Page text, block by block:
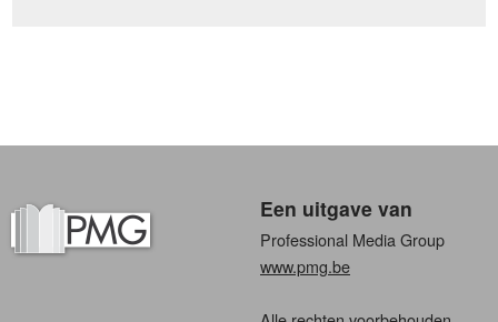
Een uitgave van
Professional Media Group
www.pmg.be